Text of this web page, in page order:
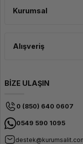
bu da projenizin
renklerde filamentler
Kurumsal
Alışveriş
BİZE ULAŞIN
0 (850) 640 0607
0549 590 1095